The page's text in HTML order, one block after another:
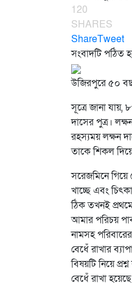
120
SHARES
ShareTweet
সংবাদটি পঠিত
উজিরপুরে ৫০
সূত্রে জানা যায়,
দাসের পুত্র।
রহস্যময় লক্ষন
তাকে শিকল
সরেজমিনে
খাচ্ছে এবং
ঠিক তখনই
আমার পরিচয়
নামসহ
বেধেঁ রাখার
বিষয়টি নিয়ে
বেধেঁ রাখা